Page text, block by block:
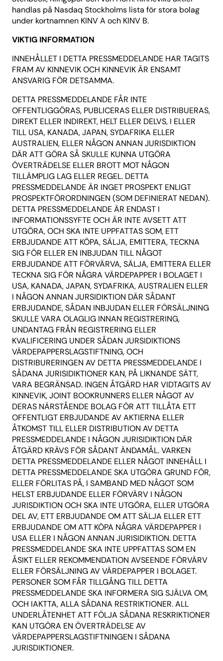
handlas på Nasdaq Stockholms lista för stora bolag
under kortnamnen KINV A och KINV B.
VIKTIG INFORMATION
INNEHÅLLET I DETTA PRESSMEDDELANDE HAR TAGITS
FRAM AV KINNEVIK OCH KINNEVIK ÄR ENSAMT
ANSVARIG FÖR DETSAMMA.
DETTA PRESSMEDDELANDE FÅR INTE
OFFENTLIGGÖRAS, PUBLICERAS ELLER DISTRIBUERAS,
DIREKT ELLER INDIREKT, HELT ELLER DELVS, I ELLER
TILL USA, KANADA, JAPAN, SYDAFRIKA ELLER
AUSTRALIEN, ELLER NÅGON ANNAN JURISDIKTION
DÄR ATT GÖRA SÅ SKULLE KUNNA UTGÖRA
ÖVERTRÄDELSE ELLER BROTT MOT NÅGON
TILLÄMPLIG LAG ELLER REGEL. DETTA
PRESSMEDDELANDE ÄR INGET PROSPEKT ENLIGT
PROSPEKTFÖRORDNINGEN (SOM DEFINIERAT NEDAN).
DETTA PRESSMEDDELANDE ÄR ENDAST I
INFORMATIONSSYFTE OCH ÄR INTE AVSETT ATT
UTGÖRA, OCH SKA INTE UPPFATTAS SOM, ETT
ERBJUDANDE ATT KÖPA, SÄLJA, EMITTERA, TECKNA
SIG FÖR ELLER EN INBJUDAN TILL NÅGOT
ERBJUDANDE ATT FÖRVÄRVA, SÄLJA, EMITTERA ELLER
TECKNA SIG FÖR NÅGRA VÄRDEPAPPER I BOLAGET I
USA, KANADA, JAPAN, SYDAFRIKA, AUSTRALIEN ELLER
I NÅGON ANNAN JURSIDIKTION DÄR SÅDANT
ERBJUDANDE, SÅDAN INBJUDAN ELLER FÖRSÄLJNING
SKULLE VARA OLAGLIG INNAN REGISTRERING,
UNDANTAG FRÅN REGISTRERING ELLER
KVALIFICERING UNDER SÅDAN JURSIDIKTIONS
VÄRDEPAPPERSLAGSTIFTNING, OCH
DISTRIBURERINGEN AV DETTA PRESSMEDDELANDE I
SÅDANA JURISIDIKTIONER KAN, PÅ LIKNANDE SÄTT,
VARA BEGRÄNSAD. INGEN ÅTGÄRD HAR VIDTAGITS AV
KINNEVIK, JOINT BOOKRUNNERS ELLER NÅGOT AV
DERAS NÄRSTÅENDE BOLAG FÖR ATT TILLÅTA ETT
OFFENTLIGT ERBJUDANDE AV AKTIERNA ELLER
ÅTKOMST TILL ELLER DISTRIBUTION AV DETTA
PRESSMEDDELANDE I NÅGON JURISIDIKTION DÄR
ÅTGÄRD KRÄVS FÖR SÅDANT ÄNDAMÅL. VARKEN
DETTA PRESSMEDDELANDE ELLER NÅGOT INNEHÅLL I
DETTA PRESSMEDDELANDE SKA UTGÖRA GRUND FÖR,
ELLER FÖRLITAS PÅ, I SAMBAND MED NÅGOT SOM
HELST ERBJUDANDE ELLER FÖRVÄRV I NÅGON
JURISDIKTION OCH SKA INTE UTGÖRA, ELLER UTGÖRA
DEL AV, ETT ERBJUDANDE OM ATT SÄLJA ELLER ETT
ERBJUDANDE OM ATT KÖPA NÅGRA VÄRDEPAPPER I
USA ELLER I NÅGON ANNAN JURISIDIKTION. DETTA
PRESSMEDDELANDE SKA INTE UPPFATTAS SOM EN
ÅSIKT ELLER REKOMMENDATION AVSEENDE FÖRVÄRV
ELLER FÖRSÄLJNING AV VÄRDEPAPPER I BOLAGET.
PERSONER SOM FÅR TILLGÅNG TILL DETTA
PRESSMEDDELANDE SKA INFORMERA SIG SJÄLVA OM,
OCH IAKTTA, ALLA SÅDANA RESTRIKTIONER. ALL
UNDERLÅTENHET ATT FÖLJA SÅDANA RESKRIKTIONER
KAN UTGÖRA EN ÖVERTRÄDELSE AV
VÄRDEPAPPERSLAGSTIFTNINGEN I SÅDANA
JURISDIKTIONER.